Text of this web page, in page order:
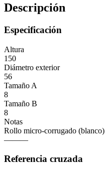
Descripción
Especificación
Altura
150
Diámetro exterior
56
Tamaño A
8
Tamaño B
8
Notas
Rollo micro-corrugado (blanco)
———
Referencia cruzada